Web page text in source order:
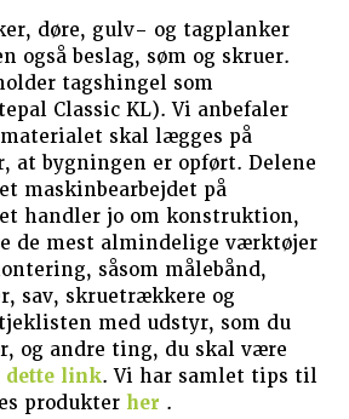
døre, gulv- og tagplanker
også beslag, søm og skruer.
tagshingel som
Classic KL). Vi anbefaler
skal lægges på
at bygningen er opført. Delene
maskinbearbejdet på
handler jo om konstruktion,
de mest almindelige værktøjer
såsom målebånd,
sav, skruetrækkere og
med udstyr, som du
og andre ting, du skal være
dette link. Vi har samlet tips til
produkter her .